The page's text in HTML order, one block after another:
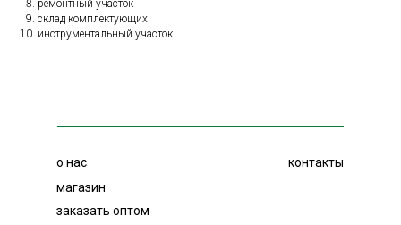
ремонтный участок
склад комплектующих
инструментальный участок
о нас
магазин
заказать оптом
контакты